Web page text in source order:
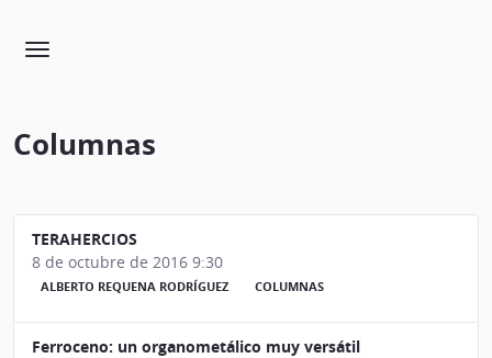
Columnas
TERAHERCIOS
8 de octubre de 2016 9:30
ALBERTO REQUENA RODRÍGUEZ COLUMNAS
Ferroceno: un organometálico muy versátil